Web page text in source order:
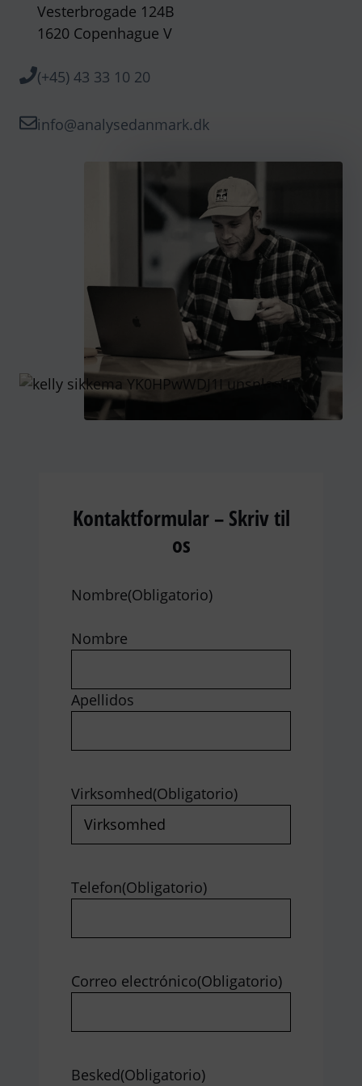
Vesterbrogade 124B
1620 Copenhague V
(+45) 43 33 10 20
info@analysedanmark.dk
Kontaktformular – Skriv til
os
Nombre(Obligatorio)
Nombre
Apellidos
Virksomhed(Obligatorio)
Telefon(Obligatorio)
Correo electrónico(Obligatorio)
Besked(Obligatorio)